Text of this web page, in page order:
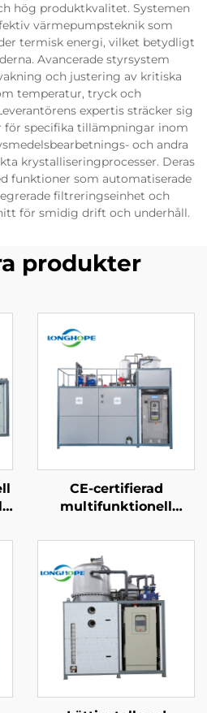
hög produktkvalitet. Systemen
värmepumpsteknik som
termisk energi, vilket betydligt
Avancerade styrsystem
och justering av kritiska
temperatur, tryck och
expertis sträcker sig
för specifika tillämpningar inom
och andra
krystalliseringprocesser. Deras
funktioner som automatiserade
filtreringseinhet och
för smidig drift och underhåll.
produkter
CE-certifierad
multifunktionell
värmeväxlingspump
vakuumextraherande
koncentrering
kristalliseringsmaskin